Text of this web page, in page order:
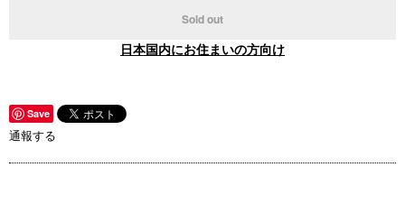
Sold out
日本国内にお住まいの方向け
Save
通報する